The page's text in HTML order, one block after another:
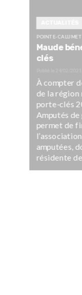
POINTE-CALUMET
Maude
clés
À compter
de la
porte-clés
Amputés
permet de
amputées,
résidente